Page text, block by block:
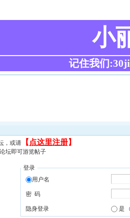
小
记住我们
，或请 【 点这里注册】
坛即可游览帖子
登录
用户名
密 码
隐身登录 是